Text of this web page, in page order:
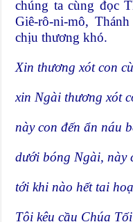
chúng ta cùng đọc
Giê-rô-ni-mô,
chịu thương khó.
Xin thương xót con
xin Ngài thương xót
này con đến ẩn náu
dưới bóng Ngài, này
tới khi nào hết tai
Tôi kêu cầu Chúa